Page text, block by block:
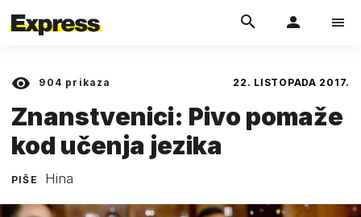
904 prikaza 22. LISTOPADA 2017.
Znanstvenici: Pivo pomaže
kod učenja jezika
PIŠE Hina